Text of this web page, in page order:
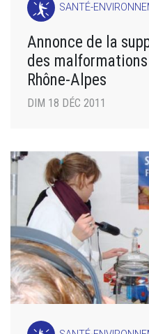
SANTÉ-
Annonce de la
des
Rhône-Alpes
DIM 18 DÉC 2011